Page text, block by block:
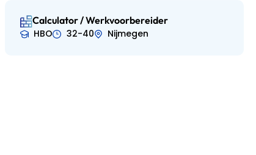
Calculator / Werkvoorbereider
HBO
32-40 Nijmegen